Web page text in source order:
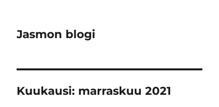
Jasmon blogi
Kuukausi: marraskuu 2021